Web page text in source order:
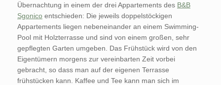
Übernachtung in einem der drei Appartements des B&B
Sgonico entschieden: Die jeweils doppelstöckigen
Appartements liegen nebeneinander an einem Swimming-
Pool mit Holzterrasse und sind von einem großen, sehr
gepflegten Garten umgeben. Das Frühstück wird von den
Eigentümern morgens zur vereinbarten Zeit vorbei
gebracht, so dass man auf der eigenen Terrasse
frühstücken kann. Kaffee und Tee kann man sich im